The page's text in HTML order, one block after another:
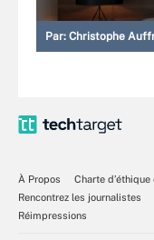
Par: Christophe
À Propos
Charte
Rencontrez les journalistes
Réimpressions